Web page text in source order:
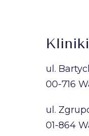
ul.
00-716
ul.
01-864